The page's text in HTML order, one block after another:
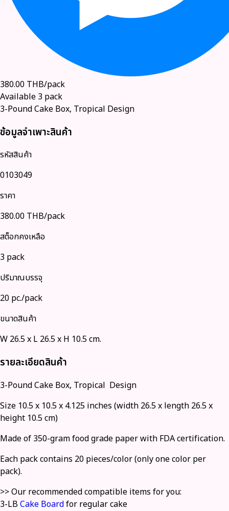
380.00 THB/pack
Available 3 pack
3-Pound Cake Box, Tropical Design
ข้อมูลจำเพาะสินค้า
รหัสสินค้า
0103049
ราคา
380.00 THB/pack
สต็อกคงเหลือ
3 pack
ปริมาณบรรจุ
20 pc./pack
ขนาดสินค้า
W 26.5 x L 26.5 x H 10.5 cm.
รายละเอียดสินค้า
3-Pound Cake Box, Tropical Design
Size 10.5 x 10.5 x 4.125 inches (width 26.5 x length 26.5 x
height 10.5 cm)
Made of 350-gram food grade paper with FDA certification.
Each pack contains 20 pieces/color (only one color per
pack).
>> Our recommended compatible items for you:
3-LBCake Boardfor regular cake